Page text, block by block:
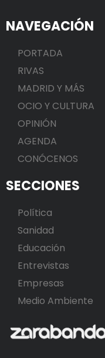
NAVEGACIÓN
PORTADA
RIVAS
MADRID Y MÁS
OCIO Y CULTURA
OPINIÓN
AGENDA
CONÓCENOS
SECCIONES
Política
Sanidad
Educación
Entrevistas
Empresas
Medio Ambiente